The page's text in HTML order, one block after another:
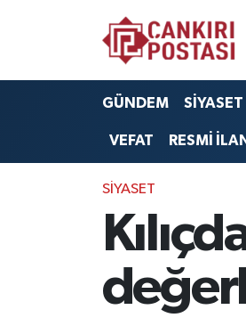
GÜNDEM SİYASET
VEFAT RESMİ
SİYASET
SİYASET
Nöbetçi Eczaneler
Hava Durumu
Süper Lig Puan Durumu ve
Tüm Manşetler